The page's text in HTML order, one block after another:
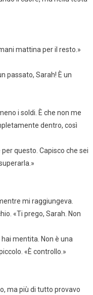
mattina per il resto.»
passato, Sarah! È un
i soldi. È che non me
dentro, così
questo. Capisco che sei
mi raggiungeva.
«Ti prego, Sarah. Non
mentita. Non è una
«È controllo.»
ma più di tutto provavo